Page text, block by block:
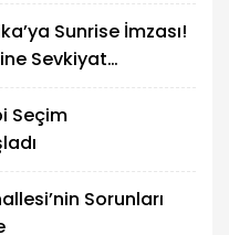
Sunrise İmzası!
Sevkiyat
Seçim
Sorunları